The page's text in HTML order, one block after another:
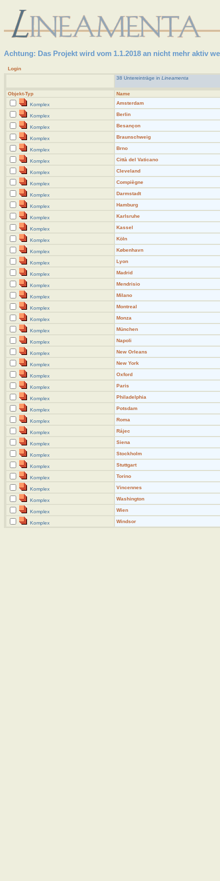
Achtung: Das Projekt wird vom 1.1.2018 an nicht mehr aktiv
Login
38 Untereinträge in Lineamenta
Objekt-Typ
Name
Komplex
Amsterdam
Komplex Berlin
Komplex Besançon
Komplex Braunschweig
Komplex Brno
Komplex Città del Vaticano
Komplex Cleveland
Komplex Compiègne
Komplex Darmstadt
Komplex Hamburg
Komplex Karlsruhe
Komplex Kassel
Komplex Köln
Komplex København
Komplex Lyon
Komplex Madrid
Komplex Mendrisio
Komplex Milano
Komplex Montreal
Komplex Monza
Komplex München
Komplex Napoli
Komplex New Orleans
Komplex New York
Komplex Oxford
Komplex Paris
Komplex Philadelphia
Komplex Potsdam
Komplex Roma
Komplex Rájec
Komplex Siena
Komplex Stockholm
Komplex Stuttgart
Komplex Torino
Komplex Vincennes
Komplex Washington
Komplex Wien
Komplex Windsor